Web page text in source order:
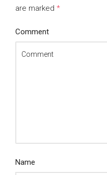
are marked *
Comment
Name